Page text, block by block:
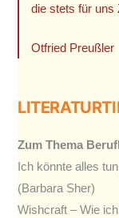
die stets für uns
Otfried Preußler
Zum Thema
Ich könnte alles
(Barbara Sher)
Wishcraft – Wie